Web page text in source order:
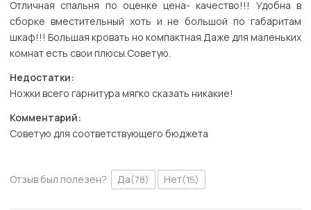
Отличная спальня по оценке цена- качество!!! Удобна в
сборке вместительный хоть и не большой по габаритам
шкаф!!! Большая кровать но компактная.Даже для маленьких
комнат есть свои плюсы.Советую.
Недостатки:
Ножки всего гарнитура мягко сказать никакие!
Комментарий:
Советую для соответствующего бюджета
Отзыв был полезен? Да(78) Нет(15)